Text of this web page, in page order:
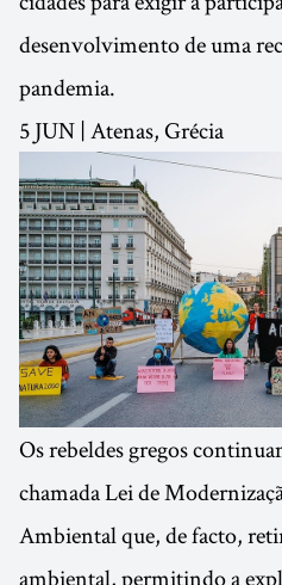
desenvolvimento de uma
pandemia.
5 JUN | Atenas, Grécia
Os rebeldes gregos
chamada Lei de
Ambiental que, de facto,
ambiental, permitindo a